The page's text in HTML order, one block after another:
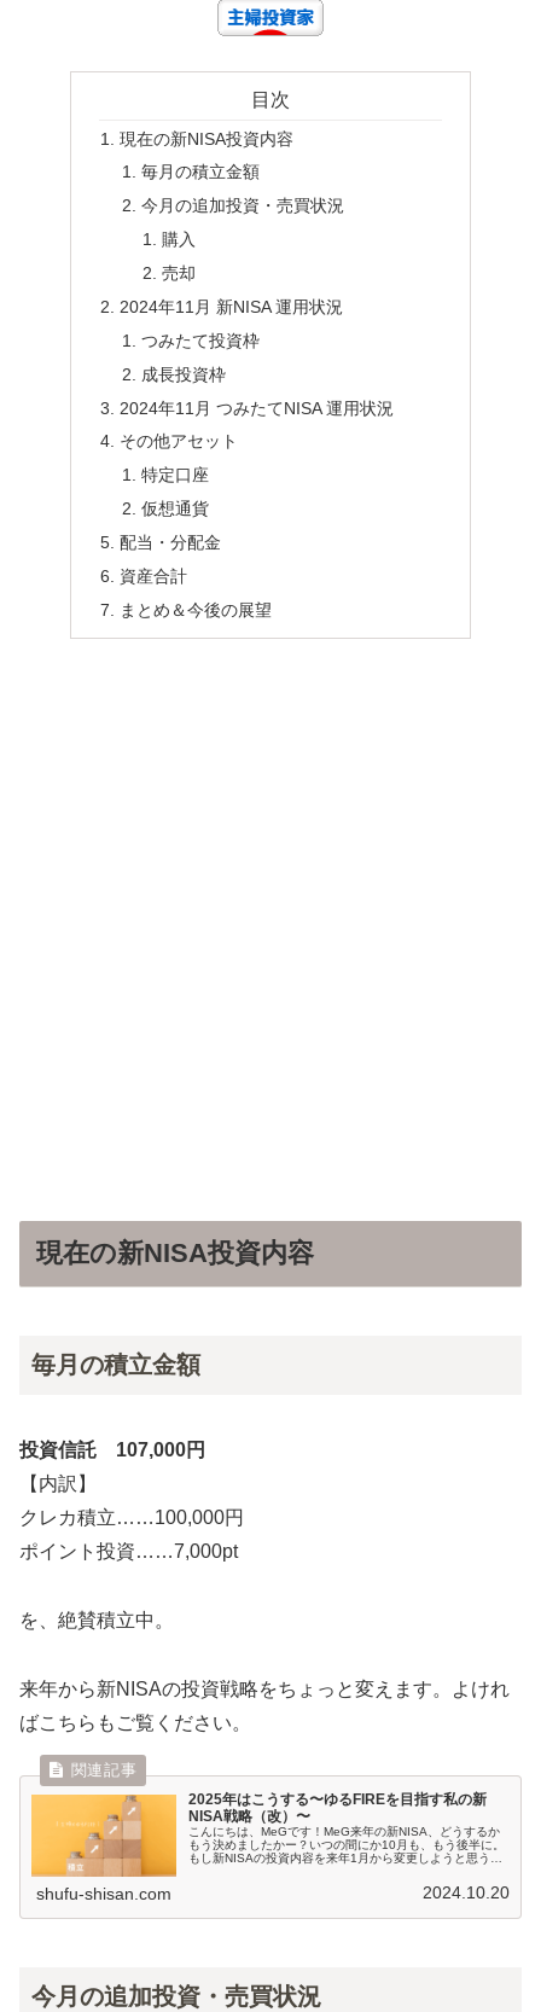
目次
現在の新NISA投資内容
毎月の積立金額
今月の追加投資・売買状況
購入
売却
2024年11月 新NISA 運用状況
つみたて投資枠
成長投資枠
2024年11月 つみたてNISA 運用状況
その他アセット
特定口座
仮想通貨
配当・分配金
資産合計
まとめ＆今後の展望
現在の新NISA投資内容
毎月の積立金額
投資信託 107,000円
【内訳】
クレカ積立……100,000円
ポイント投資……7,000pt
を、絶賛積立中。
来年から新NISAの投資戦略をちょっと変えます。よけれ
ばこちらもご覧ください。
2025年はこうする〜ゆるFIREを目指す私の新
NISA戦略（改）〜
こんにちは、MeGです！MeG来年の新NISA、どうするか
もう決めましたかー？いつの間にか10月も、もう後半に。
もし新NISAの投資内容を来年1月から変更しようと思う
shufu-shisan.com 2024.10.20
今月の追加投資・売買状況